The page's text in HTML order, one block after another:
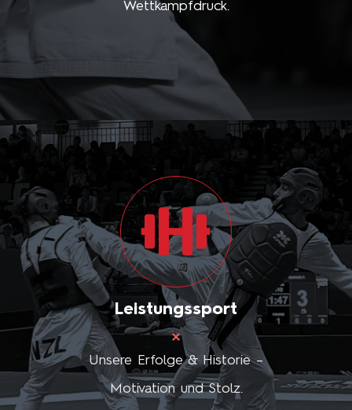
Wettkampfdruck.
Leistungssport
Unsere Erfolge & Historie –
Motivation und Stolz.